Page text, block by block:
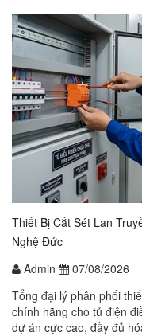
Thiết Bị Cắt Sét Lan
Nghệ Đức
Admin
07/08/2026
Tổng đại lý phân phối
chính hãng cho tủ điện
dự án cực cao, đầy đủ